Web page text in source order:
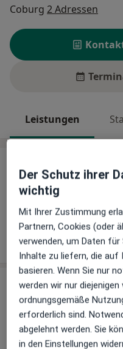
Coburg 2 Adressen
Leistungen
Leistungen
Keine Informationen
Auf diesem Profil
über
Sind Sie Dr. med.
Hinterlegen Sie
Der Schutz ihrer
wichtig
Mit Ihrer Zustimmung
Partnern, Cookies (oder
verwenden, um Daten
Inhalte zu liefern, die auf
basieren. Wenn Sie nur
werden wir nur
ordnungsgemäße
erforderlich sind.
abgelehnt werden. Sie
in den Einstellungen